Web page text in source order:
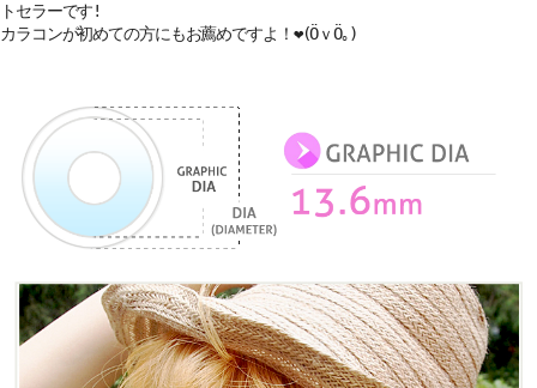
トセラーです!
カラコンが初めての方にもお薦めですよ！❤(ӦｖӦ｡)